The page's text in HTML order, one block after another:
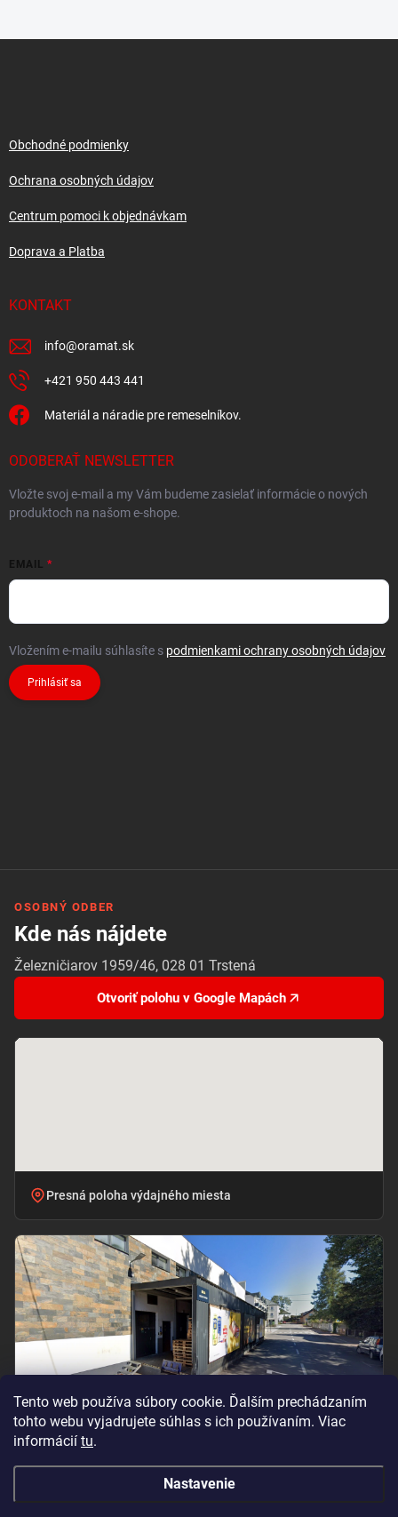
Tento web používa súbory cookie. Ďalším prechádzaním
tohto webu vyjadrujete súhlas s ich používaním. Viac
informácií tu.
Nastavenie
Obchodné podmienky
Ochrana osobných údajov
Centrum pomoci k objednávkam
Doprava a Platba
KONTAKT
info@oramat.sk
+421 950 443 441
Materiál a náradie pre remeselníkov.
ODOBERAŤ NEWSLETTER
Vložte svoj e-mail a my Vám budeme zasielať informácie o nových
produktoch na našom e-shope.
EMAIL
Vložením e-mailu súhlasíte s podmienkami ochrany osobných údajov
Prihlásiť sa
OSOBNÝ ODBER
Kde nás nájdete
Železničiarov 1959/46, 028 01 Trstená
Otvoriť polohu v Google Mapách
Presná poloha výdajného miesta